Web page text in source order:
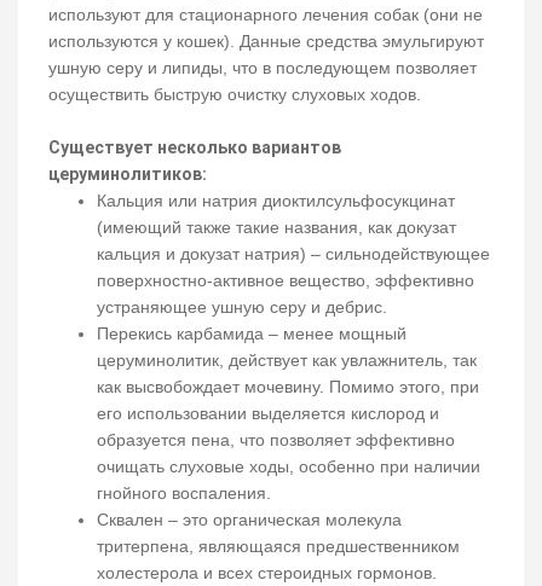
используют для стационарного лечения собак (они не
используются у кошек). Данные средства эмульгируют
ушную серу и липиды, что в последующем позволяет
осуществить быструю очистку слуховых ходов.
Существует несколько вариантов
церуминолитиков:
Кальция или натрия диоктилсульфосукцинат
(имеющий также такие названия, как докузат
кальция и докузат натрия) – сильнодействующее
поверхностно-активное вещество, эффективно
устраняющее ушную серу и дебрис.
Перекись карбамида – менее мощный
церуминолитик, действует как увлажнитель, так
как высвобождает мочевину. Помимо этого, при
его использовании выделяется кислород и
образуется пена, что позволяет эффективно
очищать слуховые ходы, особенно при наличии
гнойного воспаления.
Сквален – это органическая молекула
тритерпена, являющаяся предшественником
холестерола и всех стероидных гормонов.